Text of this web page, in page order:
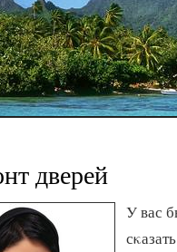
дверей
У вас